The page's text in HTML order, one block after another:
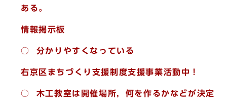
ある。
情報掲示板
○ 分かりやすくなっている
右京区まちづくり支援制度支援事業活動中！
○ 木工教室は開催場所，何を作るかなどが決定